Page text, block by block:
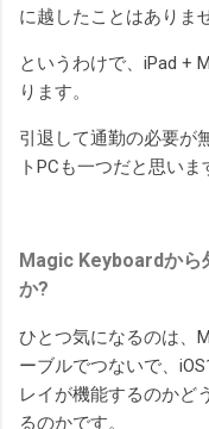
に越したことはありま
というわけで、iPad +
ります。
引退して通勤の必要が
トPCも一つだと思いま
Magic Keyboardから
か?
ひとつ気になるのは、
ーブルでつないで、
レイが機能するのかど
るのかです。